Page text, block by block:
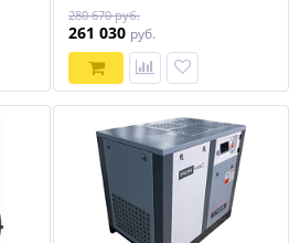
приводом Harrison: 1500 л/
мин, 8 бар, 11 кВт
280 670 руб.
261 030 руб.